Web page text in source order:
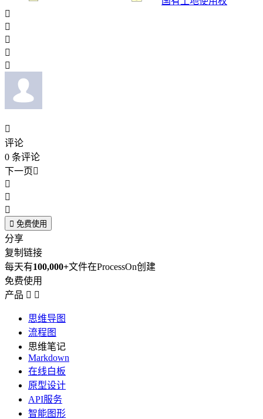






评论
0 条评论
下一页



 免费使用
分享
复制链接
每天有100,000+文件在ProcessOn创建
免费使用
产品  
思维导图
流程图
思维笔记
Markdown
在线白板
原型设计
API服务
智能图形